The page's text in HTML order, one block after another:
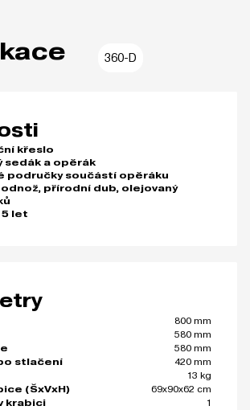
360-D
křeslo
sedák a opěrák
područky součástí opěráku
přírodní dub, olejovaný
5 let
800 mm
580 mm
580 mm
stlačení
420 mm
13 kg
(ŠxVxH)
69x90x62 cm
krabici
1